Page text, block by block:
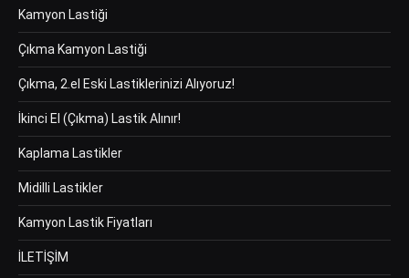
Kamyon Lastiği
Çıkma Kamyon Lastiği
Çıkma, 2.el Eski Lastiklerinizi Alıyoruz!
İkinci El (Çıkma) Lastik Alınır!
Kaplama Lastikler
Midilli Lastikler
Kamyon Lastik Fiyatları
İLETİŞİM